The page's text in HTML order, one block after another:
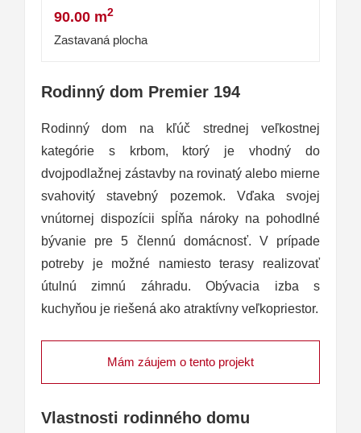
90.00 m2
Zastavaná plocha
Rodinný dom Premier 194
Rodinný dom na kľúč strednej veľkostnej
kategórie s krbom, ktorý je vhodný do
dvojpodlažnej zástavby na rovinatý alebo mierne
svahovitý stavebný pozemok. Vďaka svojej
vnútornej dispozícii spĺňa nároky na pohodlné
bývanie pre 5 člennú domácnosť. V prípade
potreby je možné namiesto terasy realizovať
útulnú zimnú záhradu. Obývacia izba s
kuchyňou je riešená ako atraktívny veľkopriestor.
Mám záujem o tento projekt
Vlastnosti rodinného domu